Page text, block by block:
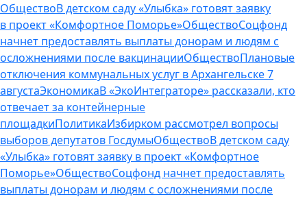
ОбществоВ детском саду «Улыбка» готовят заявку
в проект «Комфортное Поморье»ОбществоСоцфонд
начнет предоставлять выплаты донорам и людям с
осложнениями после вакцинацииОбществоПлановые
отключения коммунальных услуг в Архангельске 7
августаЭкономикаВ «ЭкоИнтеграторе» рассказали, кто
отвечает за контейнерные
площадкиПолитикаИзбирком рассмотрел вопросы
выборов депутатов ГосдумыОбществоВ детском саду
«Улыбка» готовят заявку в проект «Комфортное
Поморье»ОбществоСоцфонд начнет предоставлять
выплаты донорам и людям с осложнениями после